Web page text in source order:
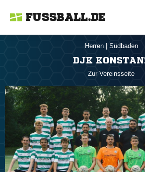
FUSSBALL.DE
Herren Südbaden
DJK
Zur Vereinsseite